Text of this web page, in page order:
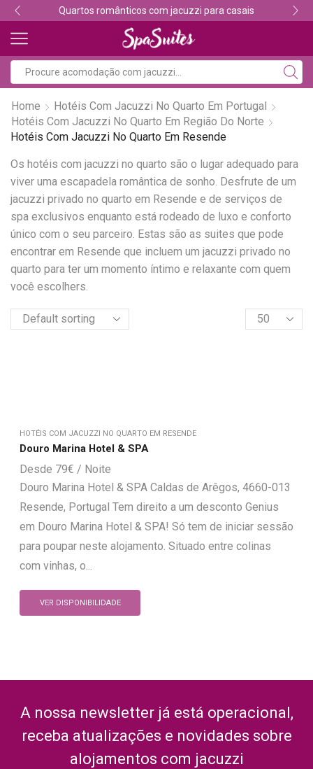
Quartos românticos com jacuzzi para casais
Home
Hotéis Com Jacuzzi No Quarto Em Portugal
Hotéis Com Jacuzzi No Quarto Em Região Do Norte
Hotéis Com Jacuzzi No Quarto Em Resende
Os hotéis com jacuzzi no quarto são o lugar adequado para
viver uma escapadela romântica de sonho. Desfrute de um
jacuzzi privado no quarto em Resende e de serviços de
spa exclusivos enquanto está rodeado de luxo e conforto
único com o seu parceiro. Estas são as suites que pode
encontrar em Resende que incluem um jacuzzi privado no
quarto para ter um momento íntimo e relaxante com quem
você escolhers.
HOTÉIS COM JACUZZI NO QUARTO EM RESENDE
Douro Marina Hotel & SPA
79€
Douro Marina Hotel & SPA Caldas de Arêgos, 4660-013
Resende, Portugal Tem direito a um desconto Genius
em Douro Marina Hotel & SPA! Só tem de iniciar sessão
para poupar neste alojamento. Situado entre colinas
com vinhas, o...
VER DISPONIBILIDADE
A nossa newsletter já está operacional,
receba atualizações e novidades sobre
alojamentos com jacuzzi